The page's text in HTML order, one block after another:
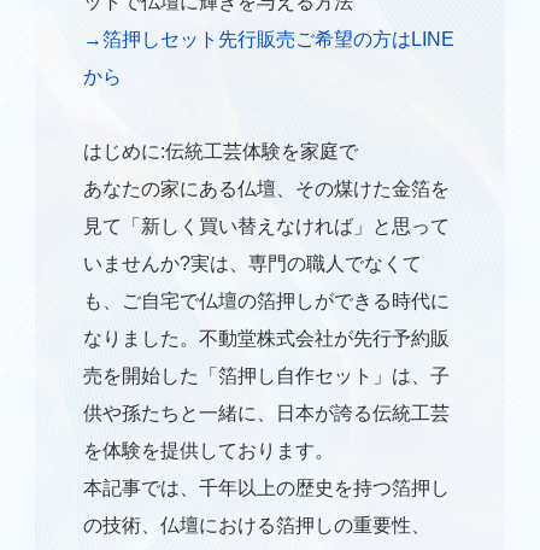
→箔押しセット先行販売ご希望の方はLINE
から
はじめに:伝統工芸体験を家庭で
あなたの家にある仏壇、その煤けた金箔を
見て「新しく買い替えなければ」と思って
いませんか?実は、専門の職人でなくて
も、ご自宅で仏壇の箔押しができる時代に
なりました。不動堂株式会社が先行予約販
売を開始した「箔押し自作セット」は、子
供や孫たちと一緒に、日本が誇る伝統工芸
を体験を提供しております。
本記事では、千年以上の歴史を持つ箔押し
の技術、仏壇における箔押しの重要性、